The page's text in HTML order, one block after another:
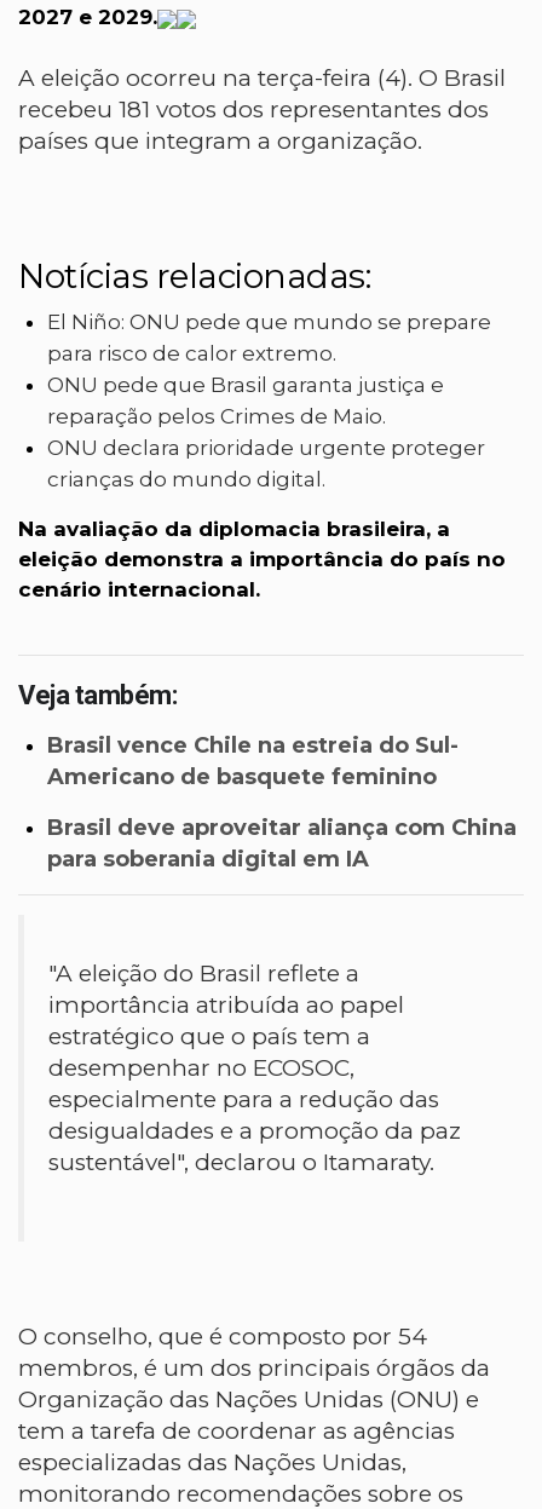
2027 e 2029.
A eleição ocorreu na terça-feira (4). O Brasil
recebeu 181 votos dos representantes dos
países que integram a organização.
Notícias relacionadas:
El Niño: ONU pede que mundo se prepare
para risco de calor extremo.
ONU pede que Brasil garanta justiça e
reparação pelos Crimes de Maio.
ONU declara prioridade urgente proteger
crianças do mundo digital.
Na avaliação da diplomacia brasileira, a
eleição demonstra a importância do país no
cenário internacional.
Veja também:
Brasil vence Chile na estreia do Sul-
Americano de basquete feminino
Brasil deve aproveitar aliança com China
para soberania digital em IA
"A eleição do Brasil reflete a
importância atribuída ao papel
estratégico que o país tem a
desempenhar no ECOSOC,
especialmente para a redução das
desigualdades e a promoção da paz
sustentável", declarou o Itamaraty.
O conselho, que é composto por 54
membros, é um dos principais órgãos da
Organização das Nações Unidas (ONU) e
tem a tarefa de coordenar as agências
especializadas das Nações Unidas,
monitorando recomendações sobre os